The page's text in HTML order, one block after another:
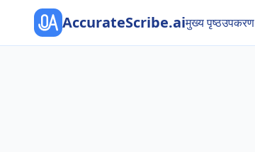
AccurateScribe.aiमुख्य पृष्ठउपकरण